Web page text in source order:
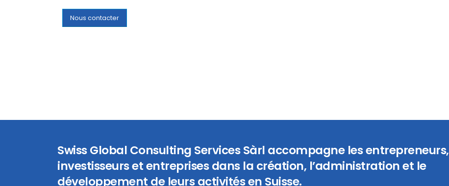
Nous contacter
Swiss Global Consulting Services Sàrl accompagne les entrepreneurs,
investisseurs et entreprises dans la création, l’administration et le
développement de leurs activités en Suisse.